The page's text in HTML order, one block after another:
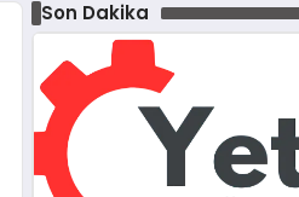
Son Dakika